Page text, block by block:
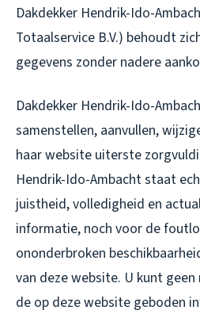
Dakdekker Hendrik-Ido-
Totaalservice B.V.) behoudt
gegevens zonder nadere
Dakdekker Hendrik-Ido-
samenstellen, aanvullen,
haar website uiterste
Hendrik-Ido-Ambacht staat
juistheid, volledigheid en
informatie, noch voor de
ononderbroken
van deze website. U kunt
de op deze website geboden